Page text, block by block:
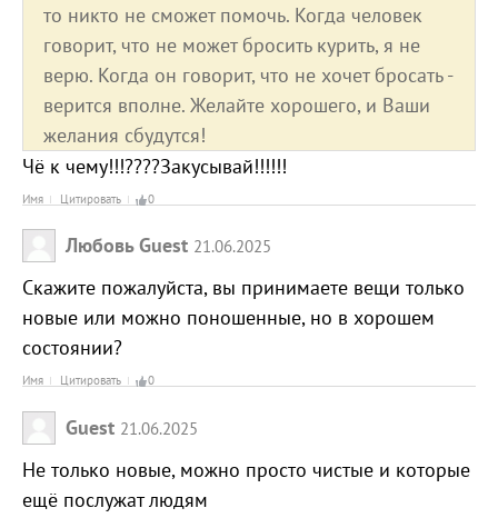
то никто не сможет помочь. Когда человек
говорит, что не может бросить курить, я не
верю. Когда он говорит, что не хочет бросать -
верится вполне. Желайте хорошего, и Ваши
желания сбудутся!
Чё к чему!!!????Закусывай!!!!!!
Имя Цитировать 0
Любовь Guest 21.06.2025
Скажите пожалуйста, вы принимаете вещи только
новые или можно поношенные, но в хорошем
состоянии?
Имя Цитировать 0
Guest 21.06.2025
Не только новые, можно просто чистые и которые
ещё послужат людям